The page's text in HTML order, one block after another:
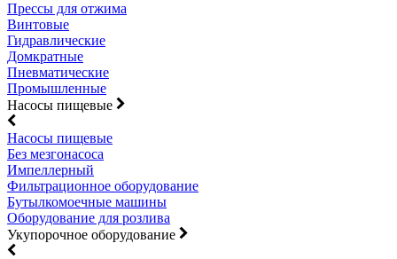
Прессы для отжима
Винтовые
Гидравлические
Домкратные
Пневматические
Промышленные
Насосы пищевые
Насосы пищевые
Без мезгонасоса
Импеллерный
Фильтрационное оборудование
Бутылкомоечные машины
Оборудование для розлива
Укупорочное оборудование